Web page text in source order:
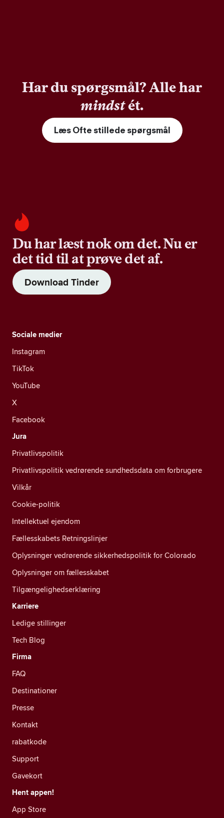
Har du spørgsmål? Alle har
mindstét.
Læs Ofte stillede spørgsmål
Du har læst nok om det. Nu er
det tid til at prøve det af.
Download Tinder
Sociale medier
Instagram
TikTok
YouTube
X
Facebook
Jura
Privatlivspolitik
Privatlivspolitik vedrørende sundhedsdata om forbrugere
Vilkår
Cookie-politik
Intellektuel ejendom
Fællesskabets Retningslinjer
Oplysninger vedrørende sikkerhedspolitik for Colorado
Oplysninger om fællesskabet
Tilgængelighedserklæring
Karriere
Ledige stillinger
Tech Blog
Firma
FAQ
Destinationer
Presse
Kontakt
rabatkode
Support
Gavekort
Hent appen!
App Store